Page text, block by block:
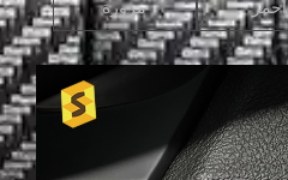
أحمر مزورة